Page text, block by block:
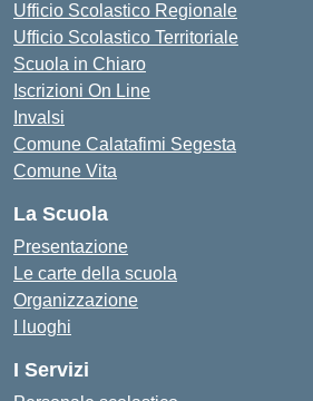
Ufficio Scolastico Regionale
Ufficio Scolastico Territoriale
Scuola in Chiaro
Iscrizioni On Line
Invalsi
Comune Calatafimi Segesta
Comune Vita
La Scuola
Presentazione
Le carte della scuola
Organizzazione
I luoghi
I Servizi